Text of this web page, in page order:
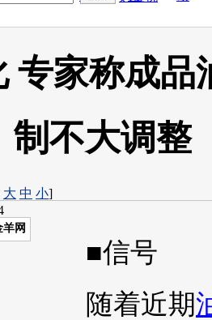
专家称成品
制不大调整
大 中 小]
羊网
■信号
随着近期